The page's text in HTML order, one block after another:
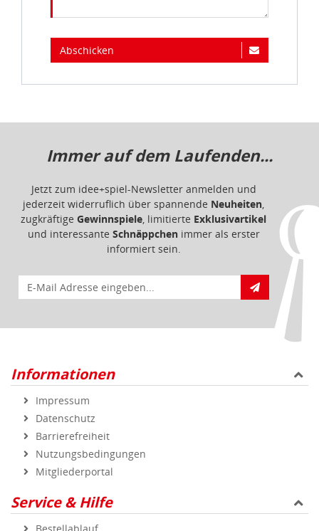
Abschicken
Immer auf dem Laufenden...
Jetzt zum idee+spiel-Newsletter anmelden und
jederzeit widerruflich über spannende Neuheiten,
zugkräftige Gewinnspiele, limitierte Exklusivartikel
und interessante Schnäppchenimmer als erster
informiert sein.
E-Mail für Newsletteranmeldung
Informationen
Impressum
Datenschutz
Barrierefreiheit
Nutzungsbedingungen
Mitgliederportal
Service & Hilfe